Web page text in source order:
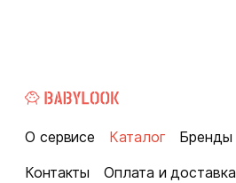
О сервисе Каталог Бренды
Контакты
Оплата и доставка